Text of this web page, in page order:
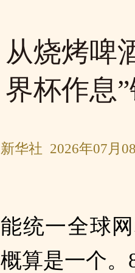
从烧烤啤
界杯作息
新华社 2026年07月
能统一全球
概算是一个。